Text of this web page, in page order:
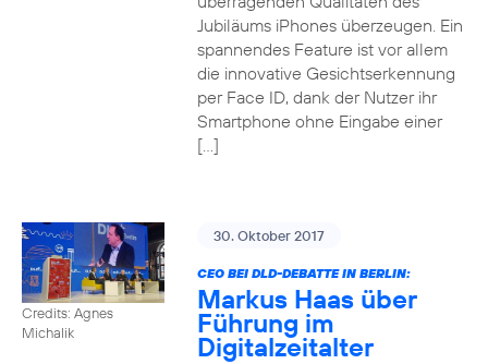
Jubiläums iPhones überzeugen. Ein
spannendes Feature ist vor allem
die innovative Gesichtserkennung
per Face ID, dank der Nutzer ihr
Smartphone ohne Eingabe einer
[…]
Credits: Agnes
Michalik
30. Oktober 2017
CEO BEI DLD-DEBATTE IN BERLIN:
Markus Haas über
Führung im
Digitalzeitalter